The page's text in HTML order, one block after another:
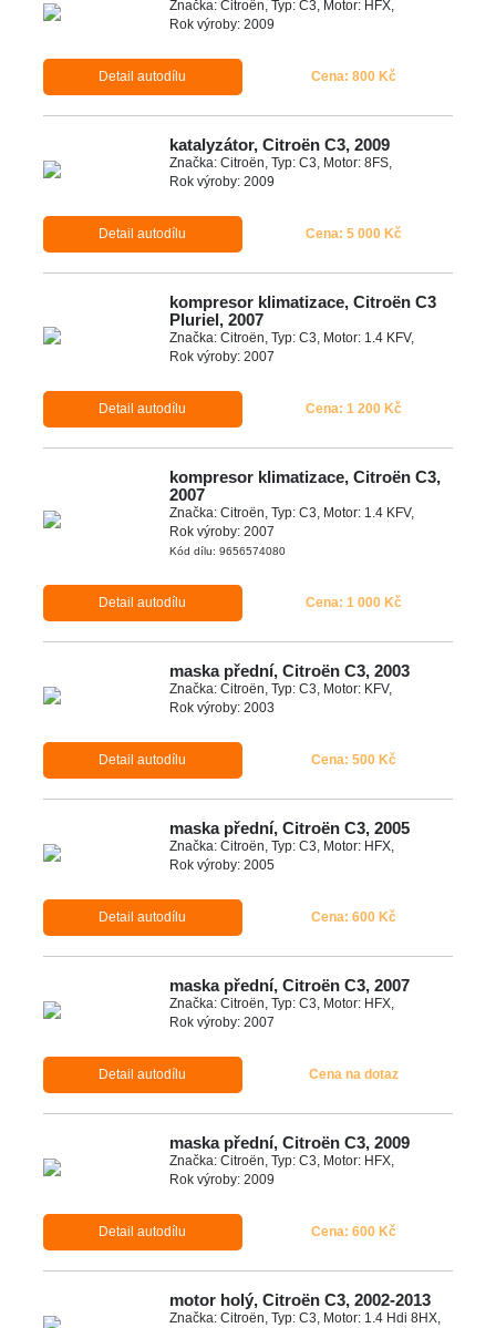
Značka: Citroën, Typ: C3, Motor: HFX,
Rok výroby: 2009
Detail autodílu Cena: 800 Kč
katalyzátor, Citroën C3, 2009
Značka: Citroën, Typ: C3, Motor: 8FS,
Rok výroby: 2009
Detail autodílu Cena: 5 000 Kč
kompresor klimatizace, Citroën C3
Pluriel, 2007
Značka: Citroën, Typ: C3, Motor: 1.4 KFV,
Rok výroby: 2007
Detail autodílu Cena: 1 200 Kč
kompresor klimatizace, Citroën C3,
2007
Značka: Citroën, Typ: C3, Motor: 1.4 KFV,
Rok výroby: 2007
Kód dílu: 9656574080
Detail autodílu Cena: 1 000 Kč
maska přední, Citroën C3, 2003
Značka: Citroën, Typ: C3, Motor: KFV,
Rok výroby: 2003
Detail autodílu Cena: 500 Kč
maska přední, Citroën C3, 2005
Značka: Citroën, Typ: C3, Motor: HFX,
Rok výroby: 2005
Detail autodílu Cena: 600 Kč
maska přední, Citroën C3, 2007
Značka: Citroën, Typ: C3, Motor: HFX,
Rok výroby: 2007
Detail autodílu Cena na dotaz
maska přední, Citroën C3, 2009
Značka: Citroën, Typ: C3, Motor: HFX,
Rok výroby: 2009
Detail autodílu Cena: 600 Kč
motor holý, Citroën C3, 2002-2013
Značka: Citroën, Typ: C3, Motor: 1.4 Hdi 8HX,